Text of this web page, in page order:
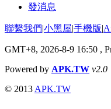
發消息
聯繫我們|小黑屋|手機版|
GMT+8, 2026-8-9 16:50 ,
Powered by APK.TW v2.0
© 2013 APK.TW